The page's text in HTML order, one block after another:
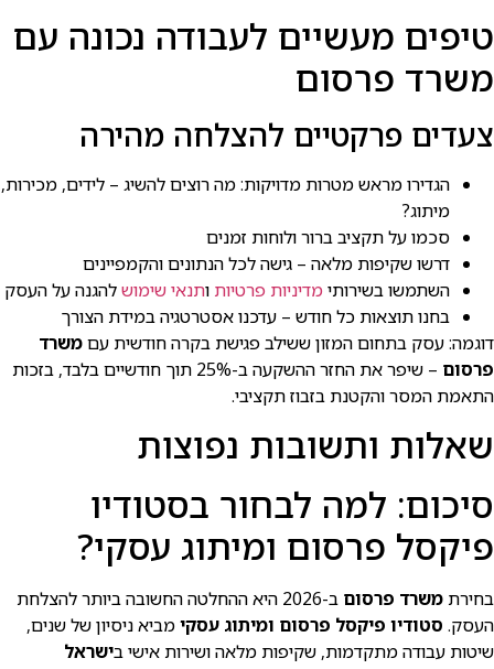
טיפים מעשיים לעבודה נכונה עם
משרד פרסום
צעדים פרקטיים להצלחה מהירה
הגדירו מראש מטרות מדויקות: מה רוצים להשיג – לידים, מכירות,
מיתוג?
סכמו על תקציב ברור ולוחות זמנים
דרשו שקיפות מלאה – גישה לכל הנתונים והקמפיינים
השתמשו בשירותימדיניות פרטיות ותנאי שימושלהגנה על העסק
בחנו תוצאות כל חודש – עדכנו אסטרטגיה במידת הצורך
דוגמה: עסק בתחום המזון ששילב פגישת בקרה חודשית עםמשרד
פרסום
– שיפר את החזר ההשקעה ב-25% תוך חודשיים בלבד, בזכות
התאמת המסר והקטנת בזבוז תקציבי.
שאלות ותשובות נפוצות
סיכום: למה לבחור בסטודיו
פיקסל פרסום ומיתוג עסקי?
בחירת משרד פרסום
ב-2026 היא ההחלטה החשובה ביותר להצלחת
העסק. סטודיו פיקסל פרסום ומיתוג עסקימביא ניסיון של שנים,
שיטות עבודה מתקדמות, שקיפות מלאה ושירות אישי בישראל